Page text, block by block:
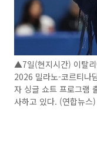
▲7일(현지시간) 이탈리
2026 밀라노-코르티나
자 싱글 쇼트 프로그램
사하고 있다. (연합뉴스)